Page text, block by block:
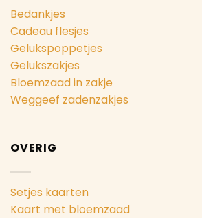
Bedankjes
Cadeau flesjes
Gelukspoppetjes
Gelukszakjes
Bloemzaad in zakje
Weggeef zadenzakjes
OVERIG
Setjes kaarten
Kaart met bloemzaad